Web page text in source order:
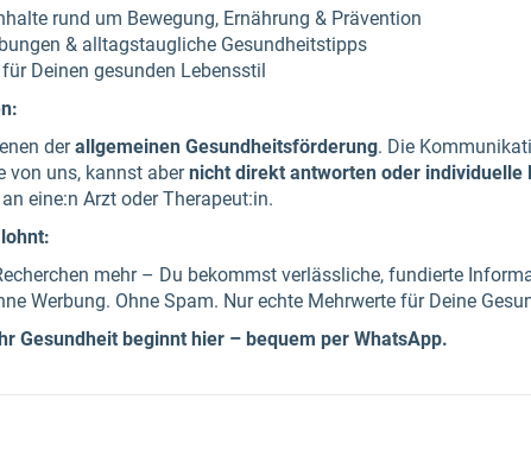
rund um Bewegung, Ernährung & Prävention
& alltagstaugliche Gesundheitstipps
Deinen gesunden Lebensstil
derallgemeinen Gesundheitsförderung. Die
von uns, kannst abernicht direkt antworten oder individuelle
eine:n Arzt oder Therapeut:in.
mehr – Du bekommst verlässliche, fundierte
Werbung. Ohne Spam. Nur echte Mehrwerte für Deine
Gesundheit beginnt hier – bequem per WhatsApp.